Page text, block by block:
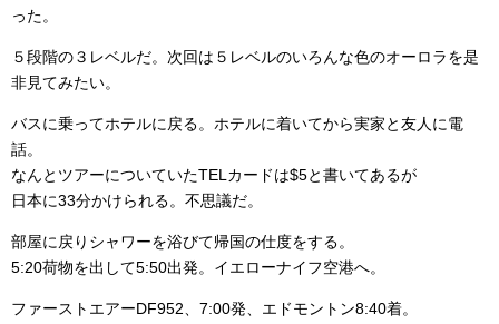
った。
５段階の３レベルだ。次回は５レベルのいろんな色のオーロラを是
非見てみたい。
バスに乗ってホテルに戻る。ホテルに着いてから実家と友人に電
話。
なんとツアーについていたTELカードは$5と書いてあるが
日本に33分かけられる。不思議だ。
部屋に戻りシャワーを浴びて帰国の仕度をする。
5:20荷物を出して5:50出発。イエローナイフ空港へ。
ファーストエアーDF952、7:00発、エドモントン8:40着。